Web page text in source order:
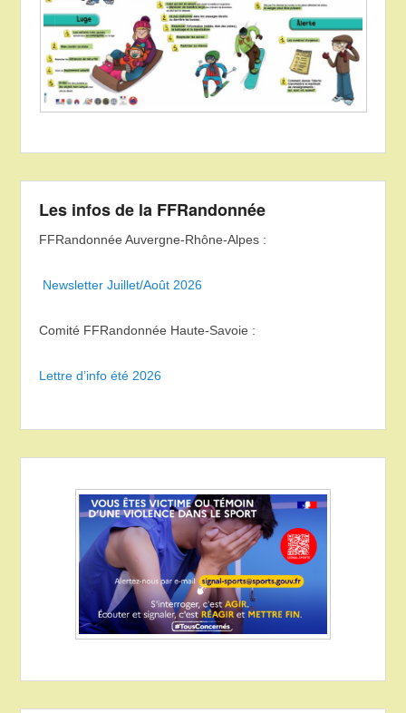
Les infos de la FFRandonnée
FFRandonnée Auvergne-Rhône-Alpes :
Newsletter Juillet/Août 2026
Comité FFRandonnée Haute-Savoie :
Lettre d’info été 2026